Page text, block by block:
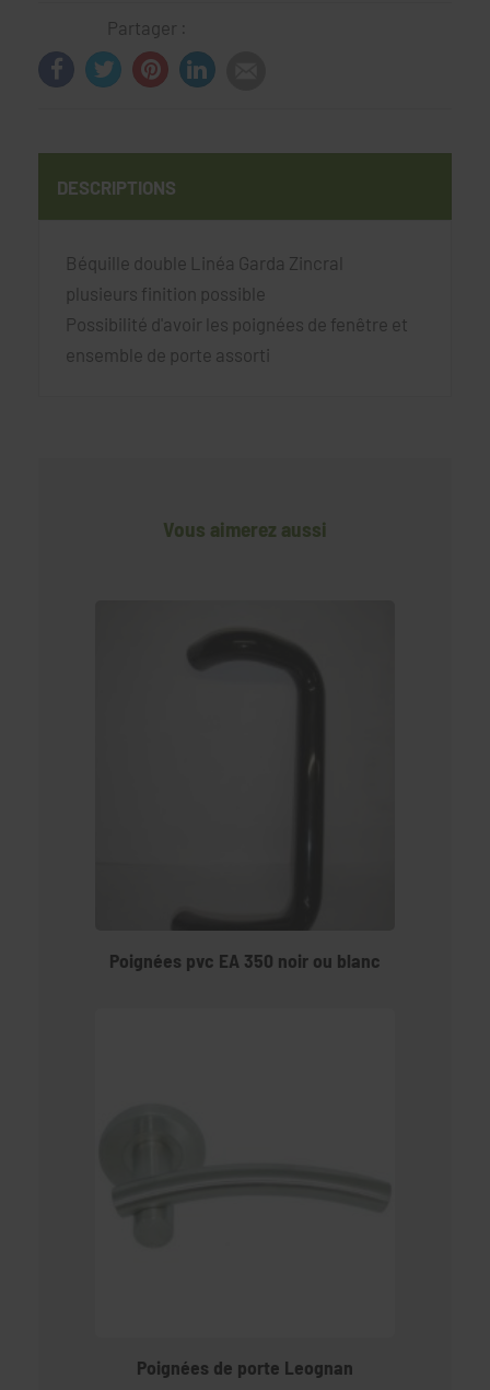
Partager :
DESCRIPTIONS
Béquille double Linéa Garda Zincral
plusieurs finition possible
Possibilité d'avoir les poignées de fenêtre et
ensemble de porte assorti
Vous aimerez aussi
Poignées pvc EA 350 noir ou blanc
Poignées de porte Leognan